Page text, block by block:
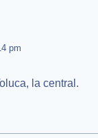
pm
la central.